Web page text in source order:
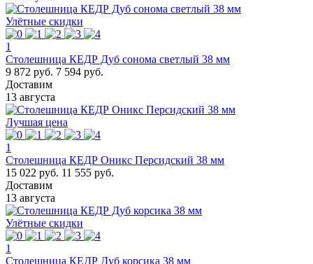
Улётные скидки
1
Столешница КЕДР Дуб сонома светлый 38 мм
9 872 руб. 7 594 руб.
Доставим
13 августа
Лучшая цена
1
Столешница КЕДР Оникс Персидский 38 мм
15 022 руб. 11 555 руб.
Доставим
13 августа
Улётные скидки
1
Столешница КЕДР Дуб корсика 38 мм